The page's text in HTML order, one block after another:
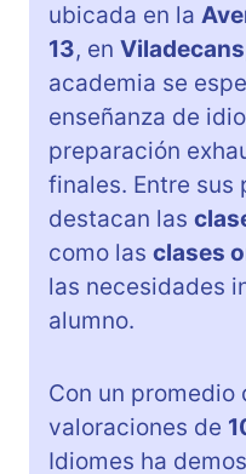
ubicada en la
13, en
academia se
enseñanza de
preparación
finales. Entre
destacan las
como las clases
las necesidades
alumno.
Con un promedio
valoraciones de
Idiomes ha